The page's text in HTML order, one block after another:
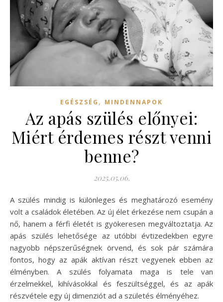
EGÉSZSÉG , MINDENNAPOK
Az apás szülés előnyei:
Miért érdemes részt venni
benne?
2025.05.06.
A szülés mindig is különleges és meghatározó esemény
volt a családok életében. Az új élet érkezése nem csupán a
nő, hanem a férfi életét is gyökeresen megváltoztatja. Az
apás szülés lehetősége az utóbbi évtizedekben egyre
nagyobb népszerűségnek örvend, és sok pár számára
fontos, hogy az apák aktívan részt vegyenek ebben az
élményben. A szülés folyamata maga is tele van
érzelmekkel, kihívásokkal és feszültséggel, és az apák
részvétele egy új dimenziót ad a születés élményéhez.